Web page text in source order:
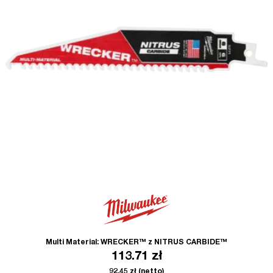
Multi Material: WRECKER™ z NITRUS CARBIDE™
113.71 zł